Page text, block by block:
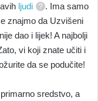
ljudi
. Ima samo
znajmo da Uzvišeni
dao i lijek! A najbolji
vi koji znate učiti i
da se podučite!
sredstvo, a